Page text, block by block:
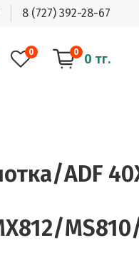
8 (727) 392-28-67
0 0 0 тг.
ADF